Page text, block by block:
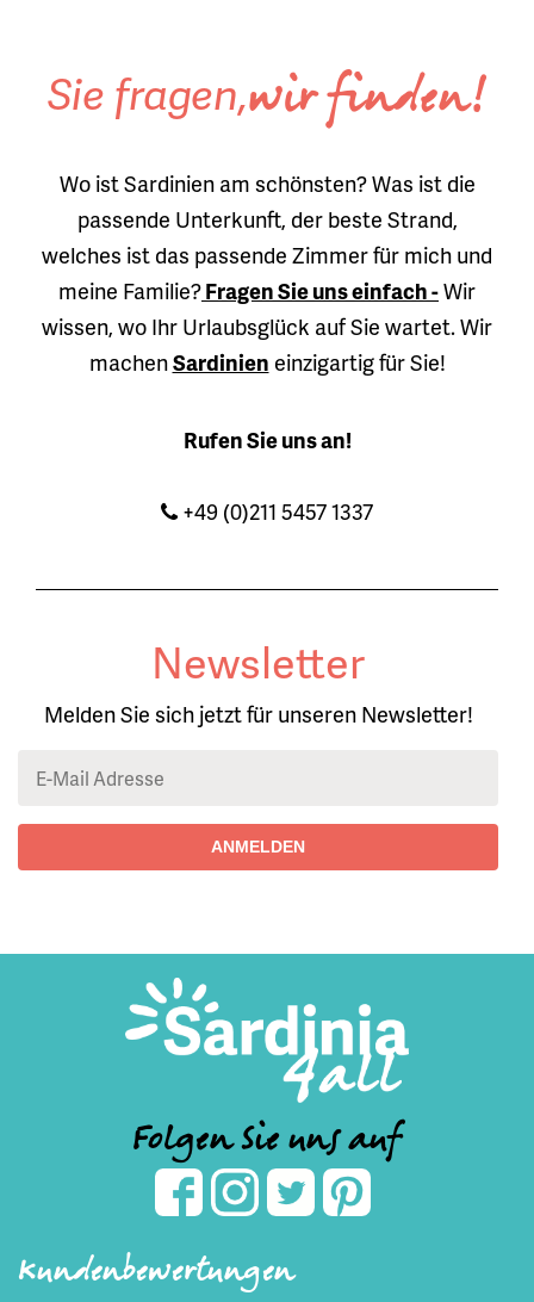
Sie fragen,wir finden!
Wo ist Sardinien am schönsten? Was ist die
passende Unterkunft, der beste Strand,
welches ist das passende Zimmer für mich und
meine Familie?Fragen Sie uns einfach -Wir
wissen, wo Ihr Urlaubsglück auf Sie wartet. Wir
machenSardinien einzigartig für Sie!
Rufen Sie uns an!
+49 (0)211 5457 1337
Newsletter
Melden Sie sich jetzt für unseren Newsletter!
Folgen Sie uns auf
Kundenbewertungen